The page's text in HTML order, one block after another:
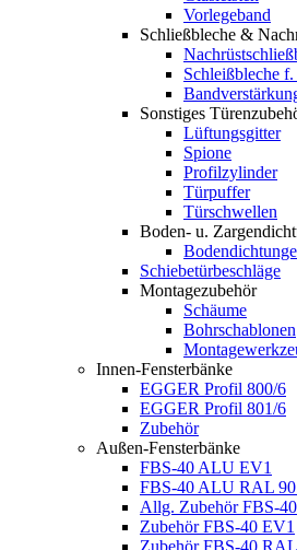
Vorlegeband
Schließbleche &
Schleißbleche
Sonstiges
Lüftungsgitter
Spione
Profilzylinder
Türpuffer
Türschwellen
Boden- u.
Schiebetürbeschläge
Montagezubehör
Schäume
Bohrschablonen
Innen-Fensterbänke
EGGER Profil 800/6
EGGER Profil 801/6
Zubehör
Außen-Fensterbänke
FBS-40 ALU EV1
FBS-40 ALU RAL
Allg. Zubehör FBS-40
Zubehör FBS-40 EV1
Zubehör FBS-40